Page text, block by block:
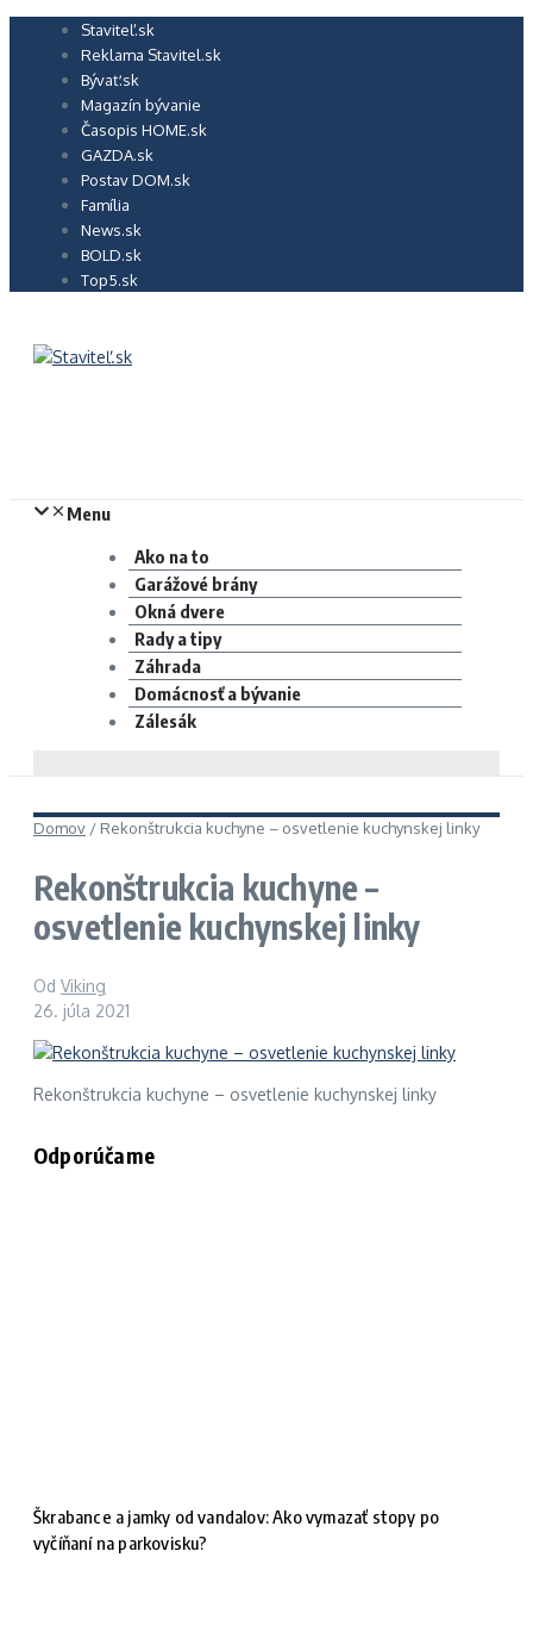
Preskočiť
Staviteľ.sk
Reklama Stavitel.sk
Bývať.sk
Magazín bývanie
Časopis HOME.sk
GAZDA.sk
Postav DOM.sk
Família
News.sk
BOLD.sk
Top5.sk
Menu
Ako na to
Garážové brány
Okná dvere
Rady a tipy
Záhrada
Domácnosť a bývanie
Zálesák
Domov / Rekonštrukcia kuchyne – osvetlenie kuchynskej linky
Rekonštrukcia kuchyne –
osvetlenie kuchynskej linky
Od Viking
26. júla 2021
Rekonštrukcia kuchyne – osvetlenie kuchynskej linky
Odporúčame
Škrabance a jamky od vandalov: Ako vymazať stopy po
vyčíňaní na parkovisku?